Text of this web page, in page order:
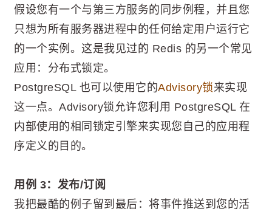
假设您有一个与第三方服务的同步例程，并且您
只想为所有服务器进程中的任何给定用户运行它
的一个实例。这是我见过的 Redis 的另一个常见
应用：分布式锁定。
PostgreSQL 也可以使用它的Advisory锁来实现
这一点。Advisory锁允许您利用 PostgreSQL 在
内部使用的相同锁定引擎来实现您自己的应用程
序定义的目的。
用例 3：发布/订阅
我把最酷的例子留到最后：将事件推送到您的活